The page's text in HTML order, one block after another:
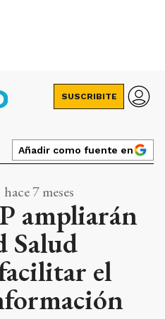
SUSCRIBITE
Añadir como fuente en
7 meses
ampliarán
Salud
el